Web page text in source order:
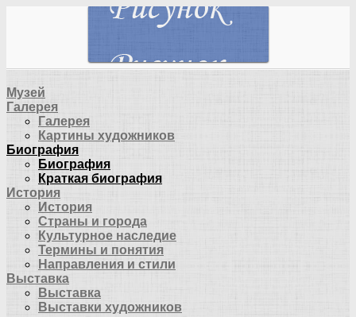
Музей
Галерея
Галерея
Картины художников
Биография
Биография
Краткая биография
История
История
Страны и города
Культурное наследие
Термины и понятия
Направления и стили
Выставка
Выставка
Выставки художников